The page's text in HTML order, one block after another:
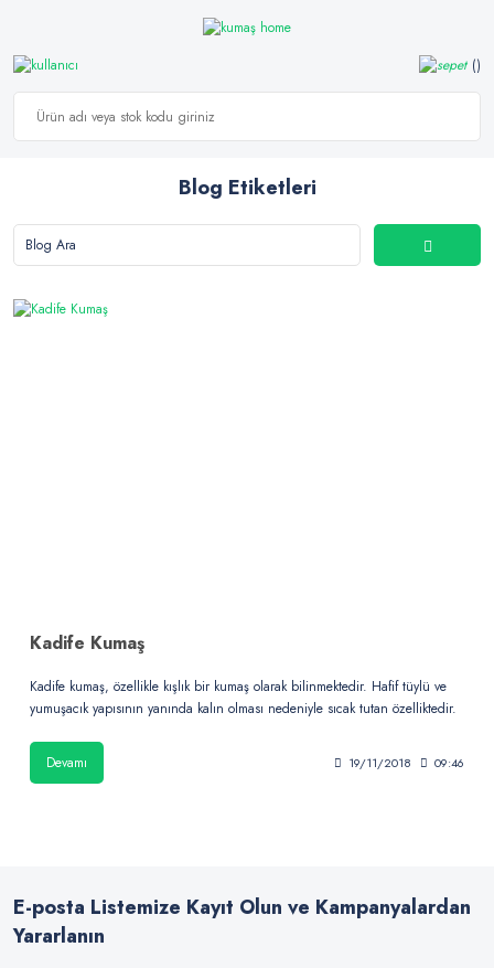
Blog Etiketleri
Kadife Kumaş
Kadife kumaş, özellikle kışlık bir kumaş olarak bilinmektedir. Hafif tüylü ve
yumuşacık yapısının yanında kalın olması nedeniyle sıcak tutan özelliktedir.
Devamı 19/11/2018 09:46
E-posta Listemize Kayıt Olun ve Kampanyalardan
Yararlanın